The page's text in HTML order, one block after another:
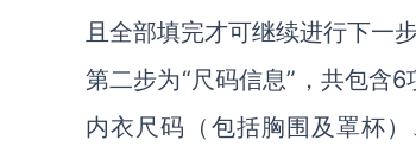
且全部填完才可继续进行下一步
第二步为“尺码信息”，共包含
内衣尺码（包括胸围及罩杯